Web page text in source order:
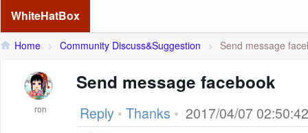
WhiteHatBox
Home > Community Discuss&Suggestion > Send message
ron
Send message facebook
Reply • Thanks • 2017/04/07 02:50:42